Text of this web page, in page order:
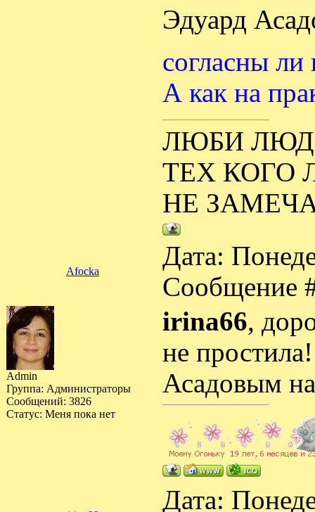
Эдуард
согласны
А как на
ЛЮБИ
ТЕХ КОГО
НЕ
Afocka
Дата:
Сообщение
Admin
Группа: Администраторы
Сообщений: 3826
Статус: Меня пока нет
irina66,
не
Асадовым
Дата: